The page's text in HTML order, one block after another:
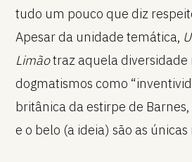
tudo um pouco que diz
Apesar da unidade temática,
Limãotraz aquela diversidade
dogmatismos como
britânica da estirpe de
e o belo (a ideia) são as únicas